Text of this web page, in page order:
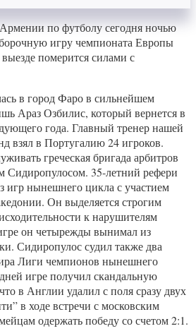
по футболу сегодня ночью
игру чемпионата Европы
померится силами с
в город Фаро в сильнейшем
Араз Озбилис, который вернется в
года. Главный тренер нашей
взял в Португалию 24 игроков.
греческая бригада арбитров
Сидиропулосом. 35-летний рефери
игр нынешнего цикла с участием
Он выделяется строгим
к нарушителям
он четырежды вынимал из
Сидиропулос судил также два
Лиги чемпионов нынешнего
игре получил скандальную
в Англии удалил с поля сразу двух
в ходе встречи с московским
одержать победу со счетом 2:1.